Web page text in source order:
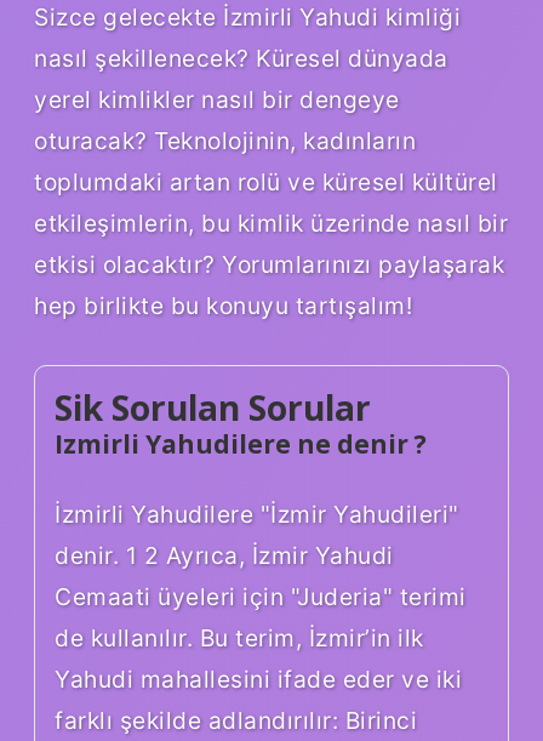
Sizce gelecekte İzmirli Yahudi kimliği
nasıl şekillenecek? Küresel dünyada
yerel kimlikler nasıl bir dengeye
oturacak? Teknolojinin, kadınların
toplumdaki artan rolü ve küresel kültürel
etkileşimlerin, bu kimlik üzerinde nasıl bir
etkisi olacaktır? Yorumlarınızı paylaşarak
hep birlikte bu konuyu tartışalım!
Sik Sorulan Sorular
Izmirli Yahudilere ne denir ?
İzmirli Yahudilere "İzmir Yahudileri"
denir. 1 2 Ayrıca, İzmir Yahudi
Cemaati üyeleri için "Juderia" terimi
de kullanılır. Bu terim, İzmir’in ilk
Yahudi mahallesini ifade eder ve iki
farklı şekilde adlandırılır: Birinci